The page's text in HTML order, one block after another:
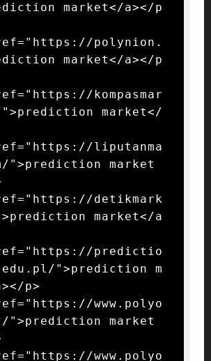
market</a></p
polynion.
market</a></p
kompasmar
">prediction market</
liputanma
">prediction market
detikmark
market</a
predictio
">prediction m
p>
www.polyo
market
www.polyo